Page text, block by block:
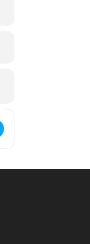
Brandebourgeois -